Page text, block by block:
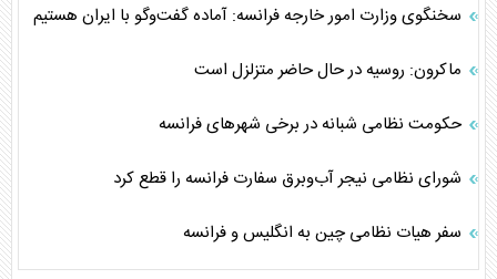
سخنگوی وزارت امور خارجه فرانسه: آماده گفت‌وگو با ایران هستیم
ماکرون: روسیه در حال حاضر متزلزل است
حکومت نظامی شبانه در برخی شهرهای فرانسه
شورای نظامی نیجر آب‌وبرق سفارت فرانسه را قطع کرد
سفر هیات نظامی چین به انگلیس و فرانسه